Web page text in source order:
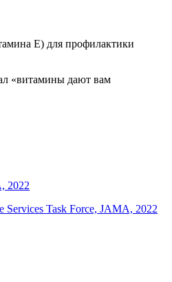
Е) для профилактики
«витамины дают вам
2022
Services Task Force, JAMA, 2022